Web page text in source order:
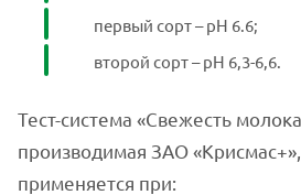
первый сорт – рН 6.6;
второй сорт – рН 6,3-6,6.
Тест-система «Свежесть
производимая ЗАО
применяется при: